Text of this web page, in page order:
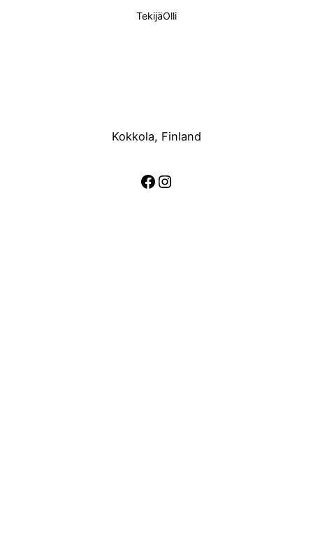
TekijäOlli
Kokkola, Finland
Facebook
Instagram